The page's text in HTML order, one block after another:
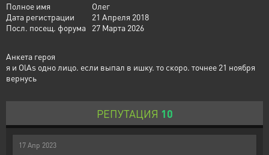
Полное имя
Олег
Дата регистрации
21 Апреля 2018
Посл. посещ. форума
27 Марта 2026
Анкета героя
я и OlAs одно лицо. если выпал в ишку. то скоро. точнее 21 ноября
вернусь
РЕПУТАЦИЯ 10
17 Апр 2023